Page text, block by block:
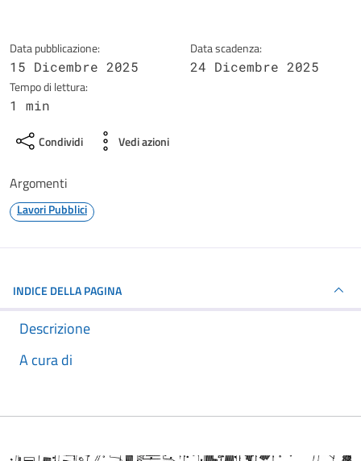
Data pubblicazione:
15 Dicembre 2025
Data scadenza:
24 Dicembre 2025
Tempo di lettura:
1 min
Condividi Vedi azioni
Argomenti
Lavori Pubblici
INDICE DELLA PAGINA
Descrizione
A cura di